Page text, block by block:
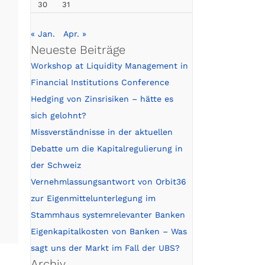
30
31
« Jan. Apr. »
Neueste Beiträge
Workshop at Liquidity Management in
Financial Institutions Conference
Hedging von Zinsrisiken – hätte es
sich gelohnt?
Missverständnisse in der aktuellen
Debatte um die Kapitalregulierung in
der Schweiz
Vernehmlassungsantwort von Orbit36
zur Eigenmittelunterlegung im
Stammhaus systemrelevanter Banken
Eigenkapitalkosten von Banken – Was
sagt uns der Markt im Fall der UBS?